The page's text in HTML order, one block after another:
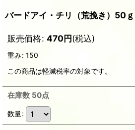
バードアイ・チリ（荒挽き）50ｇ
販売価格: 470円(税込)
重み: 150
この商品は軽減税率の対象です。
在庫数 50点
数量: